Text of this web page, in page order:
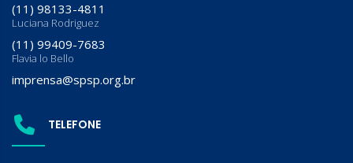
(11) 98133-4811
Luciana Rodriguez
(11) 99409-7683
Flavia lo Bello
imprensa@spsp.org.br
TELEFONE